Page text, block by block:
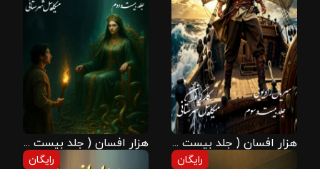
هزار افسان ( جلد بیست و سوم ) هزار افسان ( جلد بیست و دوم )
رایگان رایگان